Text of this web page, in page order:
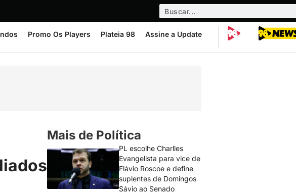
Promo Os Players Plateia 98 Assine a Update
Mais de Política
PL escolhe Charlles
Evangelista para vice de
Flávio Roscoe e define
suplentes de Domingos
Sávio ao Senado